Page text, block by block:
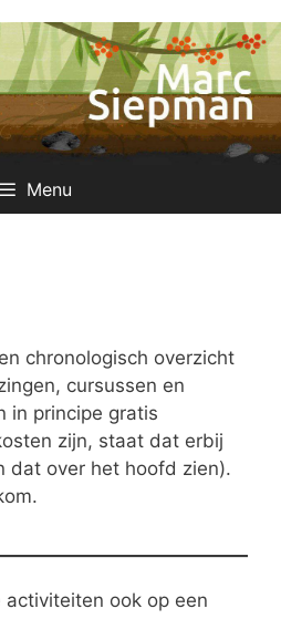
Menu
chronologisch overzicht
cursussen en
in principe gratis
zijn, staat dat erbij
dat over het hoofd zien).
ook op een